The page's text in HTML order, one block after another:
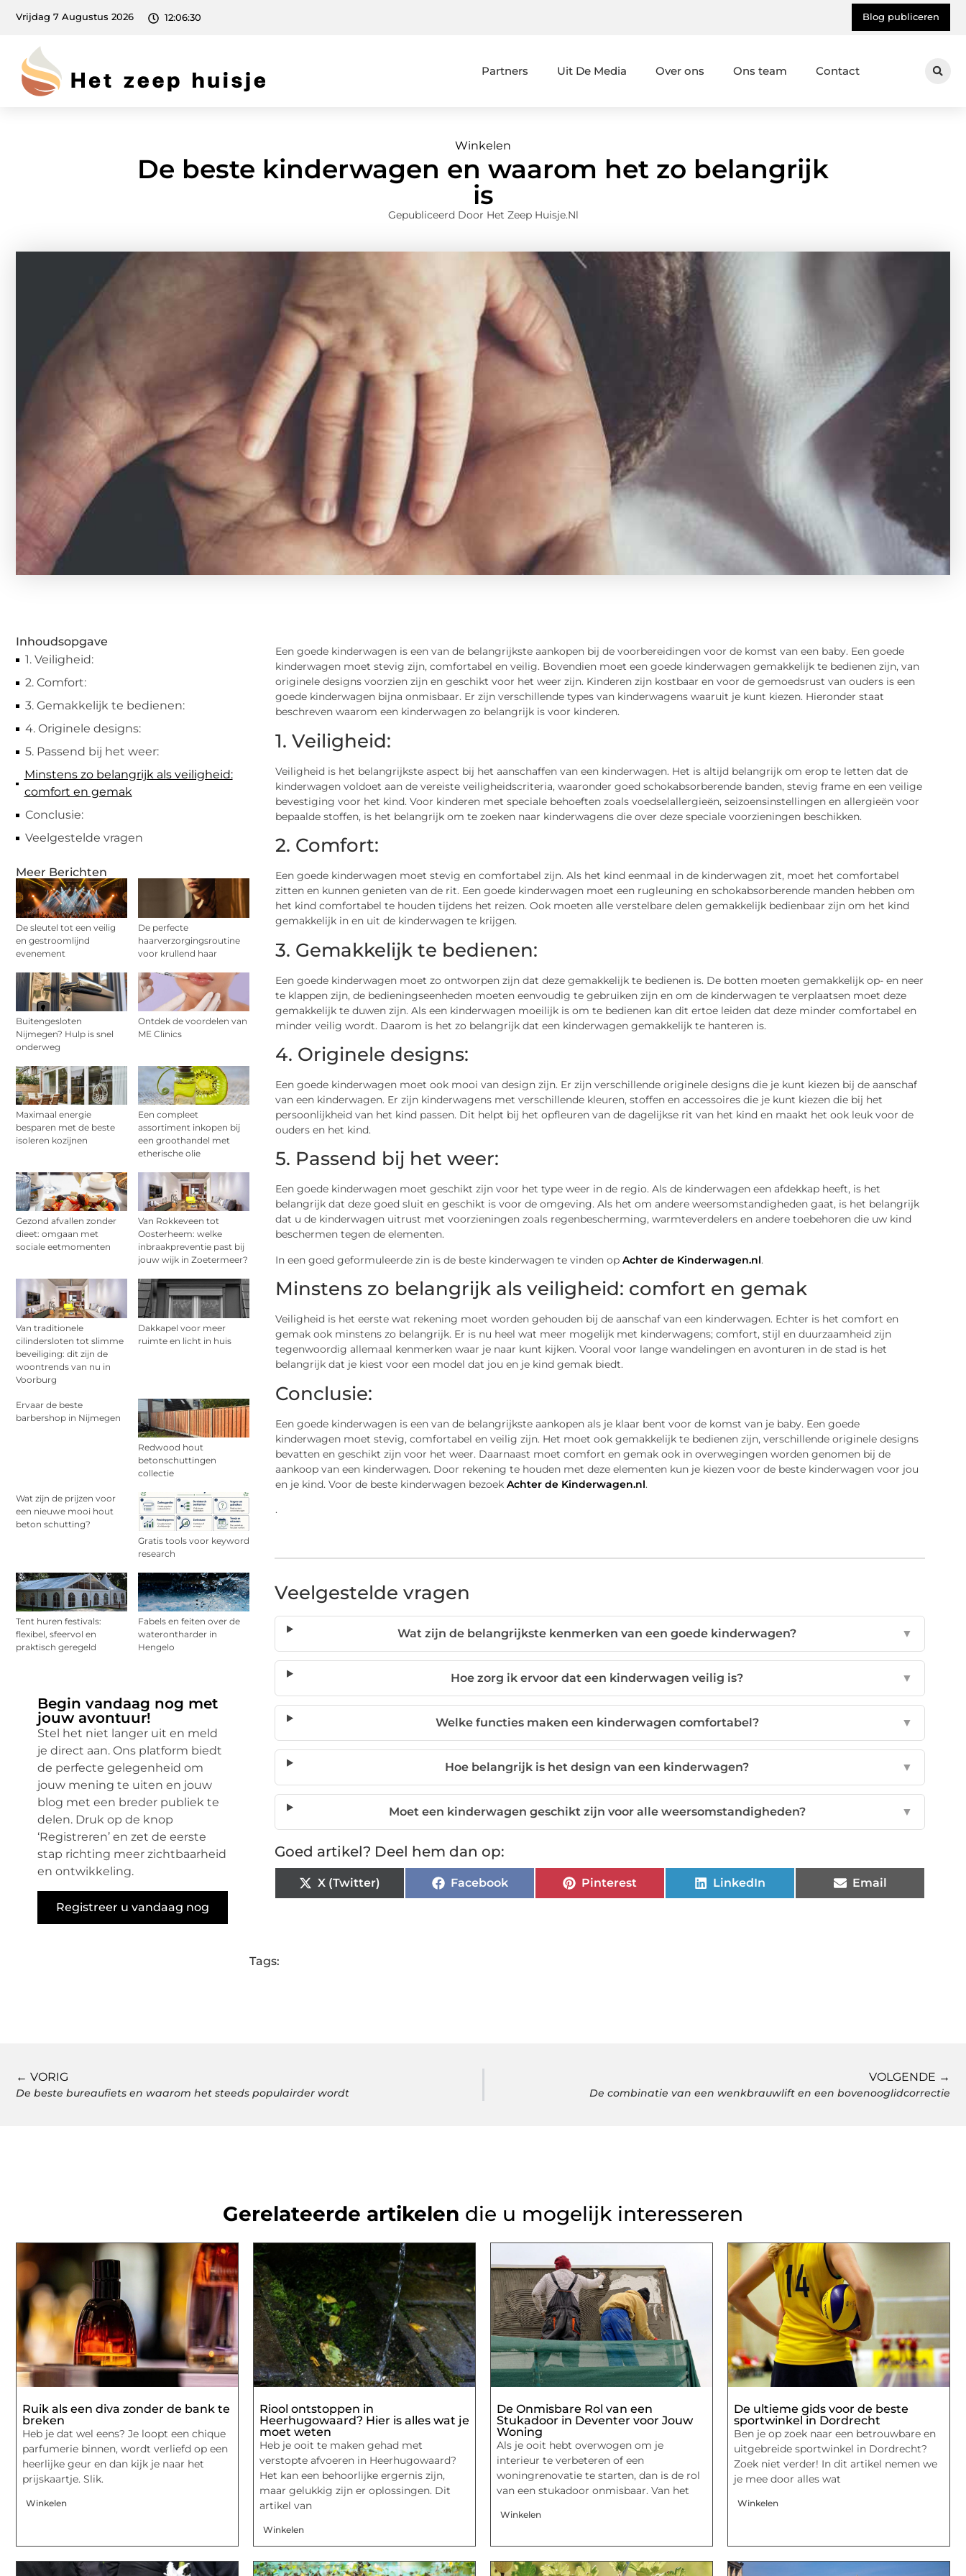
Vrijdag 7 Augustus 2026 12:06:31 Blog publiceren
Partners Uit De Media Over ons Ons team Contact
Winkelen
De beste kinderwagen en waarom het zo belangrijk
is
Gepubliceerd Door Het Zeep Huisje.nl
Inhoudsopgave
1. Veiligheid:
2. Comfort:
3. Gemakkelijk te bedienen:
4. Originele designs:
5. Passend bij het weer:
Minstens zo belangrijk als veiligheid:
comfort en gemak
Conclusie:
Veelgestelde vragen
Meer Berichten
De sleutel tot een veilig
en gestroomlijnd
evenement
De perfecte
haarverzorgingsroutine
voor krullend haar
Buitengesloten
Nijmegen? Hulp is snel
onderweg
Ontdek de voordelen van
ME Clinics
Maximaal energie
besparen met de beste
isoleren kozijnen
Een compleet
assortiment inkopen bij
een groothandel met
etherische olie
Gezond afvallen zonder
dieet: omgaan met
sociale eetmomenten
Van Rokkeveen tot
Oosterheem: welke
inbraakpreventie past bij
jouw wijk in Zoetermeer?
Van traditionele
cilindersloten tot slimme
beveiliging: dit zijn de
woontrends van nu in
Voorburg
Dakkapel voor meer
ruimte en licht in huis
Ervaar de beste
barbershop in Nijmegen
Redwood hout
betonschuttingen
collectie
Wat zijn de prijzen voor
een nieuwe mooi hout
beton schutting?
Gratis tools voor keyword
research
Tent huren festivals:
flexibel, sfeervol en
praktisch geregeld
Fabels en feiten over de
waterontharder in
Hengelo
Begin vandaag nog met
jouw avontuur!
Stel het niet langer uit en meld
je direct aan. Ons platform biedt
de perfecte gelegenheid om
jouw mening te uiten en jouw
blog met een breder publiek te
delen. Druk op de knop
‘Registreren’ en zet de eerste
stap richting meer zichtbaarheid
en ontwikkeling.
Registreer u vandaag nog
Een goede kinderwagen is een van de belangrijkste aankopen bij de voorbereidingen voor de komst van een baby. Een goede
kinderwagen moet stevig zijn, comfortabel en veilig. Bovendien moet een goede kinderwagen gemakkelijk te bedienen zijn, van
originele designs voorzien zijn en geschikt voor het weer zijn. Kinderen zijn kostbaar en voor de gemoedsrust van ouders is een
goede kinderwagen bijna onmisbaar. Er zijn verschillende types van kinderwagens waaruit je kunt kiezen. Hieronder staat
beschreven waarom een kinderwagen zo belangrijk is voor kinderen.
1. Veiligheid:
Veiligheid is het belangrijkste aspect bij het aanschaffen van een kinderwagen. Het is altijd belangrijk om erop te letten dat de
kinderwagen voldoet aan de vereiste veiligheidscriteria, waaronder goed schokabsorberende banden, stevig frame en een veilige
bevestiging voor het kind. Voor kinderen met speciale behoeften zoals voedselallergieën, seizoensinstellingen en allergieën voor
bepaalde stoffen, is het belangrijk om te zoeken naar kinderwagens die over deze speciale voorzieningen beschikken.
2. Comfort:
Een goede kinderwagen moet stevig en comfortabel zijn. Als het kind eenmaal in de kinderwagen zit, moet het comfortabel
zitten en kunnen genieten van de rit. Een goede kinderwagen moet een rugleuning en schokabsorberende manden hebben om
het kind comfortabel te houden tijdens het reizen. Ook moeten alle verstelbare delen gemakkelijk bedienbaar zijn om het kind
gemakkelijk in en uit de kinderwagen te krijgen.
3. Gemakkelijk te bedienen:
Een goede kinderwagen moet zo ontworpen zijn dat deze gemakkelijk te bedienen is. De botten moeten gemakkelijk op- en neer
te klappen zijn, de bedieningseenheden moeten eenvoudig te gebruiken zijn en om de kinderwagen te verplaatsen moet deze
gemakkelijk te duwen zijn. Als een kinderwagen moeilijk is om te bedienen kan dit ertoe leiden dat deze minder comfortabel en
minder veilig wordt. Daarom is het zo belangrijk dat een kinderwagen gemakkelijk te hanteren is.
4. Originele designs:
Een goede kinderwagen moet ook mooi van design zijn. Er zijn verschillende originele designs die je kunt kiezen bij de aanschaf
van een kinderwagen. Er zijn kinderwagens met verschillende kleuren, stoffen en accessoires die je kunt kiezen die bij het
persoonlijkheid van het kind passen. Dit helpt bij het opfleuren van de dagelijkse rit van het kind en maakt het ook leuk voor de
ouders en het kind.
5. Passend bij het weer:
Een goede kinderwagen moet geschikt zijn voor het type weer in de regio. Als de kinderwagen een afdekkap heeft, is het
belangrijk dat deze goed sluit en geschikt is voor de omgeving. Als het om andere weersomstandigheden gaat, is het belangrijk
dat u de kinderwagen uitrust met voorzieningen zoals regenbescherming, warmteverdelers en andere toebehoren die uw kind
beschermen tegen de elementen.
In een goed geformuleerde zin is de beste kinderwagen te vinden op Achter de Kinderwagen.nl.
Minstens zo belangrijk als veiligheid: comfort en gemak
Veiligheid is het eerste wat rekening moet worden gehouden bij de aanschaf van een kinderwagen. Echter is het comfort en
gemak ook minstens zo belangrijk. Er is nu heel wat meer mogelijk met kinderwagens; comfort, stijl en duurzaamheid zijn
tegenwoordig allemaal kenmerken waar je naar kunt kijken. Vooral voor lange wandelingen en avonturen in de stad is het
belangrijk dat je kiest voor een model dat jou en je kind gemak biedt.
Conclusie:
Een goede kinderwagen is een van de belangrijkste aankopen als je klaar bent voor de komst van je baby. Een goede
kinderwagen moet stevig, comfortabel en veilig zijn. Het moet ook gemakkelijk te bedienen zijn, verschillende originele designs
bevatten en geschikt zijn voor het weer. Daarnaast moet comfort en gemak ook in overwegingen worden genomen bij de
aankoop van een kinderwagen. Door rekening te houden met deze elementen kun je kiezen voor de beste kinderwagen voor jou
en je kind. Voor de beste kinderwagen bezoek Achter de Kinderwagen.nl.
.
Veelgestelde vragen
Wat zijn de belangrijkste kenmerken van een goede kinderwagen? ▼
Hoe zorg ik ervoor dat een kinderwagen veilig is? ▼
Welke functies maken een kinderwagen comfortabel? ▼
Hoe belangrijk is het design van een kinderwagen? ▼
Moet een kinderwagen geschikt zijn voor alle weersomstandigheden? ▼
Goed artikel? Deel hem dan op:
X (Twitter) Facebook Pinterest LinkedIn Email
Tags:
← VORIG
De beste bureaufiets en waarom het steeds populairder wordt
VOLGENDE →
De combinatie van een wenkbrauwlift en een bovenooglidcorrectie
Gerelateerde artikelen die u mogelijk interesseren
Ruik als een diva zonder de bank te
breken
Heb je dat wel eens? Je loopt een chique
parfumerie binnen, wordt verliefd op een
heerlijke geur en dan kijk je naar het
prijskaartje. Slik.
Winkelen
Riool ontstoppen in
Heerhugowaard? Hier is alles wat je
moet weten
Heb je ooit te maken gehad met
verstopte afvoeren in Heerhugowaard?
Het kan een behoorlijke ergernis zijn,
maar gelukkig zijn er oplossingen. Dit
artikel van
Winkelen
De Onmisbare Rol van een
Stukadoor in Deventer voor Jouw
Woning
Als je ooit hebt overwogen om je
interieur te verbeteren of een
woningrenovatie te starten, dan is de rol
van een stukadoor onmisbaar. Van het
Winkelen
De ultieme gids voor de beste
sportwinkel in Dordrecht
Ben je op zoek naar een betrouwbare en
uitgebreide sportwinkel in Dordrecht?
Zoek niet verder! In dit artikel nemen we
je mee door alles wat
Winkelen